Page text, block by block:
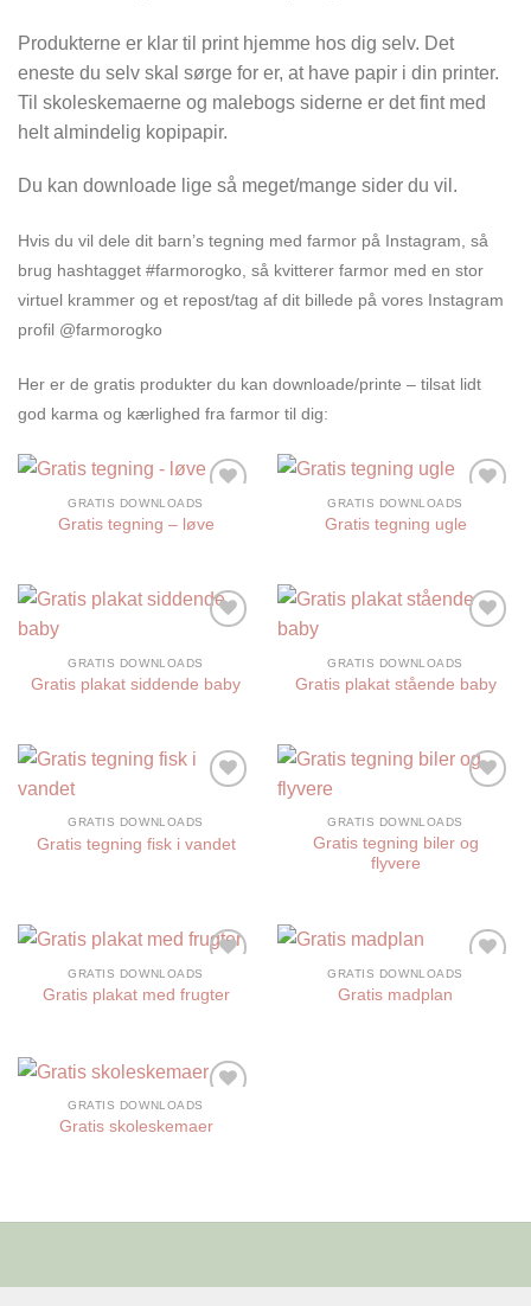
Produkterne er klar til print hjemme hos dig selv. Det
eneste du selv skal sørge for er, at have papir i din printer.
Til skoleskemaerne og malebogs siderne er det fint med
helt almindelig kopipapir.
Du kan downloade lige så meget/mange sider du vil.
Hvis du vil dele dit barn’s tegning med farmor på Instagram, så
brug hashtagget #farmorogko, så kvitterer farmor med en stor
virtuel krammer og et repost/tag af dit billede på vores Instagram
profil @farmorogko
Her er de gratis produkter du kan downloade/printe – tilsat lidt
god karma og kærlighed fra farmor til dig:
ønskelisten
GRATIS DOWNLOADS
Gratis tegning – løve
ønskelisten
GRATIS DOWNLOADS
Gratis tegning ugle
ønskelisten
GRATIS DOWNLOADS
Gratis plakat siddende baby
ønskelisten
GRATIS DOWNLOADS
Gratis plakat stående baby
ønskelisten
GRATIS DOWNLOADS
Gratis tegning fisk i vandet
ønskelisten
GRATIS DOWNLOADS
Gratis tegning biler og
flyvere
ønskelisten
GRATIS DOWNLOADS
Gratis plakat med frugter
ønskelisten
GRATIS DOWNLOADS
Gratis madplan
ønskelisten
GRATIS DOWNLOADS
Gratis skoleskemaer